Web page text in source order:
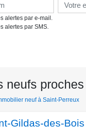
alertes par e-mail.
alertes par SMS.
neufs
neuf à Saint-Perreux
Gildas-des-